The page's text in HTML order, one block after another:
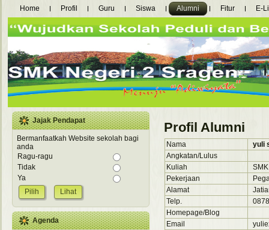
Home Profil Guru Siswa Alumni Fitur E-
Jajak Pendapat
Bermanfaatkah Website sekolah bagi
anda
Ragu-ragu
Tidak
Ya
Lihat
Agenda
Profil Alumni
Nama
yuli
Angkatan/Lulus
Kuliah
Pekerjaan
Alamat
Telp.
Homepage/Blog
Email